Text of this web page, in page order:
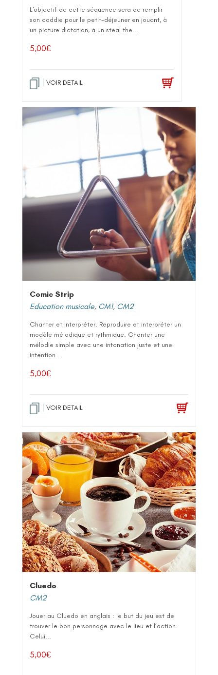
L'objectif de cette séquence sera de remplir
son caddie pour le petit-déjeuner en jouant, à
un picture dictation, à un steal the...
5,00€
VOIR DETAIL
Comic Strip
Education musicale, CM1, CM2
Chanter et interpréter. Reproduire et interpréter un
modèle mélodique et rythmique. Chanter une
mélodie simple avec une intonation juste et une
intention...
5,00€
VOIR DETAIL
Cluedo
CM2
Jouer au Cluedo en anglais : le but du jeu est de
trouver le bon personnage avec le lieu et l’action.
Celui...
5,00€